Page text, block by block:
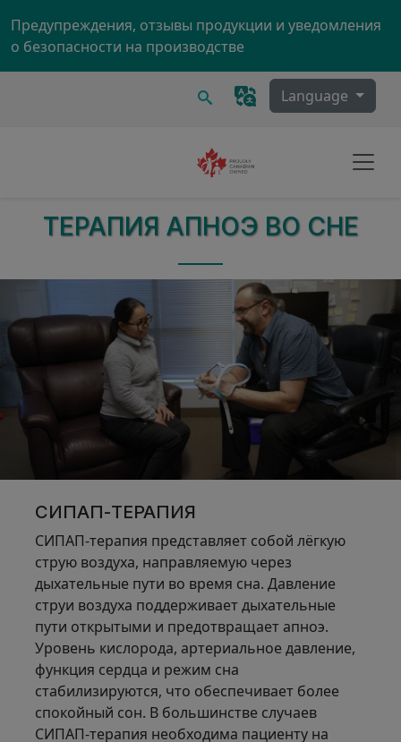
Предупреждения, отзывы продукции и уведомления
о безопасности на производстве
Поиск Language
ТЕРАПИЯ АПНОЭ ВО СНЕ
СИПАП-ТЕРАПИЯ
СИПАП-терапия представляет собой лёгкую
струю воздуха, направляемую через
дыхательные пути во время сна. Давление
струи воздуха поддерживает дыхательные
пути открытыми и предотвращает апноэ.
Уровень кислорода, артериальное давление,
функция сердца и режим сна
стабилизируются, что обеспечивает более
спокойный сон. В большинстве случаев
СИПАП-терапия необходима пациенту на